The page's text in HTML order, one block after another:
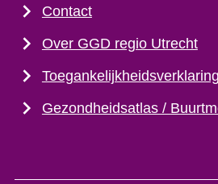
Contact
Over GGD regio Utrecht
Toegankelijkheidsverklaring
Gezondheidsatlas /